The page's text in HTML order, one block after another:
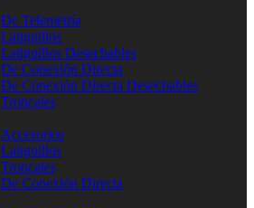
De Telemetría
Latiguillos
Latiguillos Desechables
De Conexión Directa
De Conexión Directa Desechables
Troncales
Accesorios
Latiguillos
Troncales
De Conexión Directa